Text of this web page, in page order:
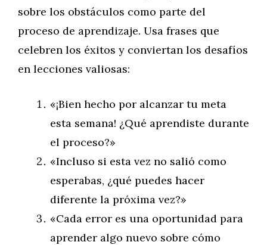
sobre los obstáculos como parte del
proceso de aprendizaje. Usa frases que
celebren los éxitos y conviertan los desafíos
en lecciones valiosas:
«¡Bien hecho por alcanzar tu meta
esta semana! ¿Qué aprendiste durante
el proceso?»
«Incluso si esta vez no salió como
esperabas, ¿qué puedes hacer
diferente la próxima vez?»
«Cada error es una oportunidad para
aprender algo nuevo sobre cómo